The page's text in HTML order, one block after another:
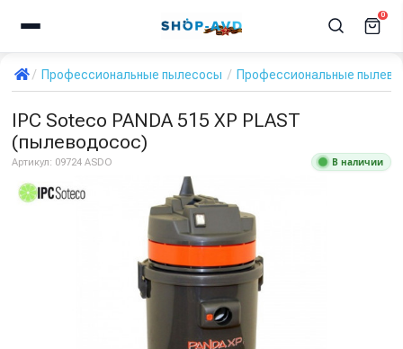
0
Профессиональные пылесосы Профессиональные
IPC Soteco PANDA 515 XP PLAST
(пылеводосос)
Артикул: 09724 ASDO В наличии